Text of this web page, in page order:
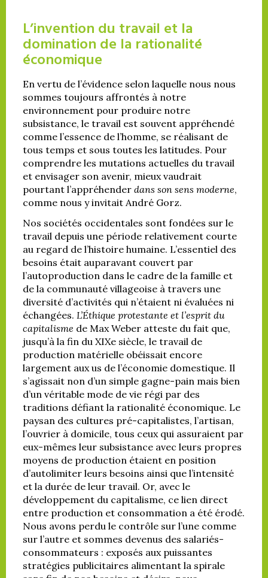
L’invention du travail et la
domination de la rationalité
économique
En vertu de l’évidence selon laquelle nous nous
sommes toujours affrontés à notre
environnement pour produire notre
subsistance, le travail est souvent appréhendé
comme l’essence de l’homme, se réalisant de
tous temps et sous toutes les latitudes. Pour
comprendre les mutations actuelles du travail
et envisager son avenir, mieux vaudrait
pourtant l’appréhender dans son sens moderne,
comme nous y invitait André Gorz.
Nos sociétés occidentales sont fondées sur le
travail depuis une période relativement courte
au regard de l’histoire humaine. L’essentiel des
besoins était auparavant couvert par
l’autoproduction dans le cadre de la famille et
de la communauté villageoise à travers une
diversité d’activités qui n’étaient ni évaluées ni
échangées. L’Éthique protestante et l’esprit du
capitalisme de Max Weber atteste du fait que,
jusqu’à la fin du XIXe siècle, le travail de
production matérielle obéissait encore
largement aux us de l’économie domestique. Il
s’agissait non d’un simple gagne-pain mais bien
d’un véritable mode de vie régi par des
traditions défiant la rationalité économique. Le
paysan des cultures pré-capitalistes, l’artisan,
l’ouvrier à domicile, tous ceux qui assuraient par
eux-mêmes leur subsistance avec leurs propres
moyens de production étaient en position
d’autolimiter leurs besoins ainsi que l’intensité
et la durée de leur travail. Or, avec le
développement du capitalisme, ce lien direct
entre production et consommation a été érodé.
Nous avons perdu le contrôle sur l’une comme
sur l’autre et sommes devenus des salariés-
consommateurs : exposés aux puissantes
stratégies publicitaires alimentant la spirale